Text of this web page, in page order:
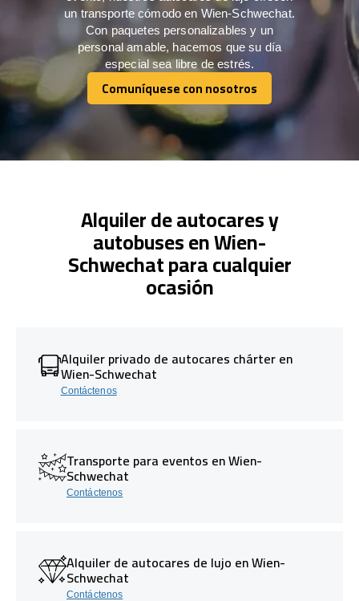
un transporte cómodo en Wien-Schwechat.
Con paquetes personalizables y un
personal amable, hacemos que su día
especial sea libre de estrés.
Comuníquese con nosotros
Comuníquese con nosotros
Alquiler de autocares y
autobuses en Wien-
Schwechat para cualquier
ocasión
Alquiler privado de autocares chárter en
Wien-Schwechat
Contáctenos
Transporte para eventos en Wien-
Schwechat
Contáctenos
Alquiler de autocares de lujo en Wien-
Schwechat
Contáctenos